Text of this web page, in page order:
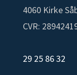
4060 Kirke
CVR:
29 25 86 32